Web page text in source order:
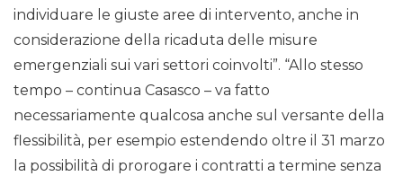
individuare le giuste aree di intervento, anche in
considerazione della ricaduta delle misure
emergenziali sui vari settori coinvolti”. “Allo stesso
tempo – continua Casasco – va fatto
necessariamente qualcosa anche sul versante della
flessibilità, per esempio estendendo oltre il 31 marzo
la possibilità di prorogare i contratti a termine senza